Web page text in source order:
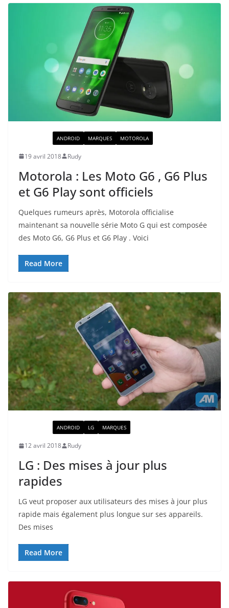
ANDROID MARQUES MOTOROLA
19 avril 2018 Rudy
Motorola : Les Moto G6 , G6 Plus
et G6 Play sont officiels
Quelques rumeurs après, Motorola officialise
maintenant sa nouvelle série Moto G qui est composée
des Moto G6, G6 Plus et G6 Play . Voici
Read More
ANDROID LG MARQUES
12 avril 2018 Rudy
LG : Des mises à jour plus
rapides
LG veut proposer aux utilisateurs des mises à jour plus
rapide mais également plus longue sur ses appareils.
Des mises
Read More